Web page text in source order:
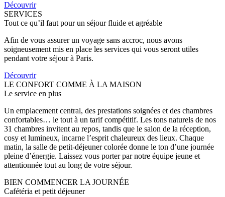
Découvrir
SERVICES
Tout ce qu’il faut pour un séjour fluide et agréable
Afin de vous assurer un voyage sans accroc, nous avons
soigneusement mis en place les services qui vous seront utiles
pendant votre séjour à Paris.
Découvrir
LE CONFORT COMME À LA MAISON
Le service en plus
Un emplacement central, des prestations soignées et des chambres
confortables… le tout à un tarif compétitif. Les tons naturels de nos
31 chambres invitent au repos, tandis que le salon de la réception,
cosy et lumineux, incarne l’esprit chaleureux des lieux. Chaque
matin, la salle de petit-déjeuner colorée donne le ton d’une journée
pleine d’énergie. Laissez vous porter par notre équipe jeune et
attentionnée tout au long de votre séjour.
BIEN COMMENCER LA JOURNÉE
Cafétéria et petit déjeuner